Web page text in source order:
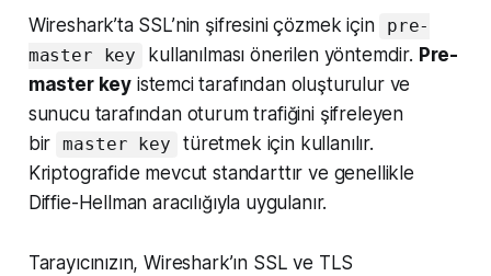
Wireshark’ta SSL’nin şifresini çözmek için
pre-
master key
kullanılması önerilen yöntemdir. Pre-
master key istemci tarafından oluşturulur ve
sunucu tarafından oturum trafiğini şifreleyen
bir
master key
türetmek için kullanılır.
Kriptografide mevcut standarttır ve genellikle
Diffie-Hellman aracılığıyla uygulanır.
Tarayıcınızın, Wireshark’ın SSL ve TLS